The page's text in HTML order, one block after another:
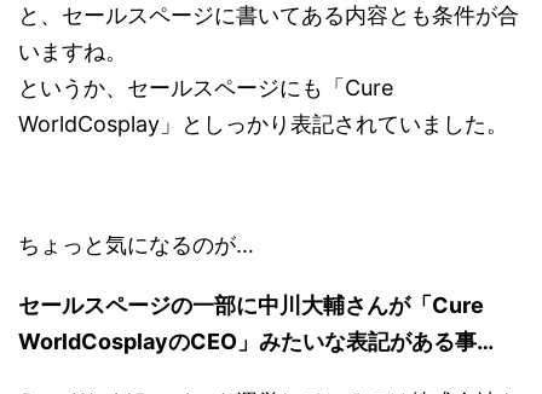
と、セールスページに書いてある内容とも条件が合
いますね。
というか、セールスページにも「Cure
WorldCosplay」としっかり表記されていました。
ちょっと気になるのが…
セールスページの一部に中川大輔さんが「Cure
WorldCosplayのCEO」みたいな表記がある事…